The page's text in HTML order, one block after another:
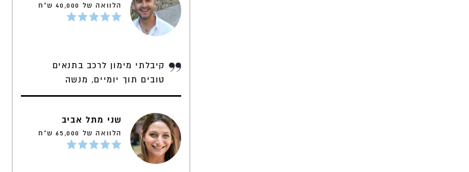
הלוואה של 40,000 ש"ח
קיבלתי מימון לרכב בתנאים
טובים תוך יומיים, מנשה
שני מתל אביב
הלוואה של 65,000 ש"ח